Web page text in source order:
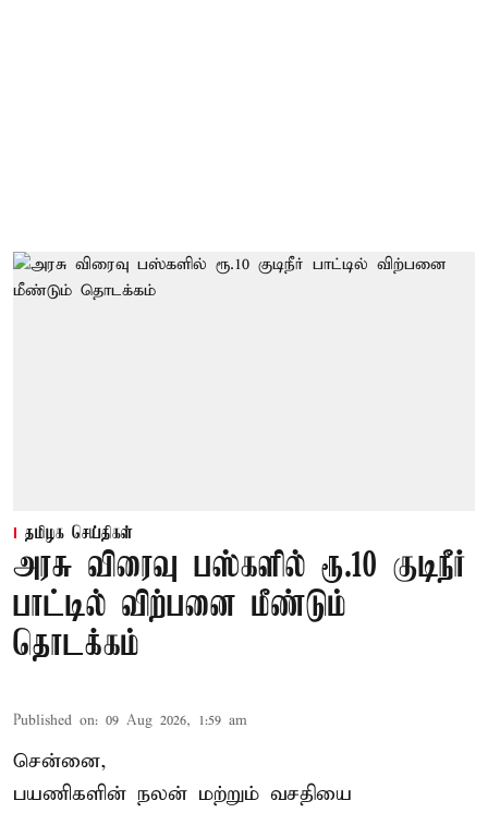
தமிழக செய்திகள்
அரசு விரைவு பஸ்களில் ரூ.10 குடிநீர்
பாட்டில் விற்பனை மீண்டும்
தொடக்கம்
Published on: 09 Aug 2026, 1:59 am
சென்னை,
பயணிகளின் நலன் மற்றும் வசதியை